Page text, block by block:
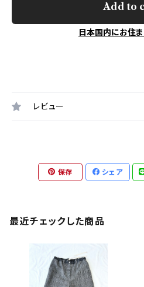
Add to
日本国内にお住
レビュー
保存 シェア
最近チェックした商品